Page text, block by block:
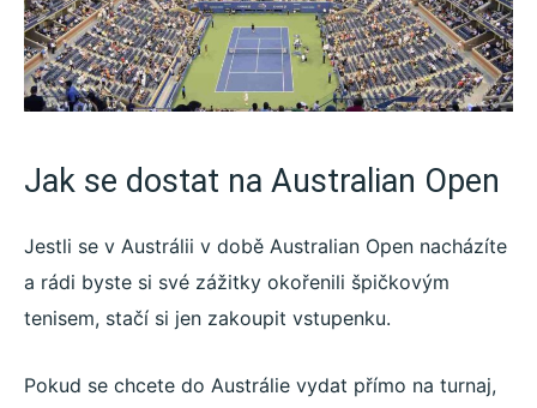
Jak se dostat na Australian Open
Jestli se v Austrálii v době Australian Open nacházíte
a rádi byste si své zážitky okořenili špičkovým
tenisem, stačí si jen zakoupit vstupenku.
Pokud se chcete do Austrálie vydat přímo na turnaj,